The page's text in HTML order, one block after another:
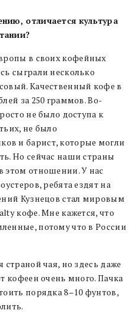
отличается культура
в своих кофейных
сыграли несколько
Качественный кофе в
за 250 граммов. Во-
не было доступа к
не было
и барист, которые могли
Но сейчас наши страны
этом отношении. У нас
ребята ездят на
Кузнецов стал мировым
кофе. Мне кажется, что
потому что в России
страной чая, но здесь даже
кофеен очень много. Пачка
порядка 8–10 фунтов,